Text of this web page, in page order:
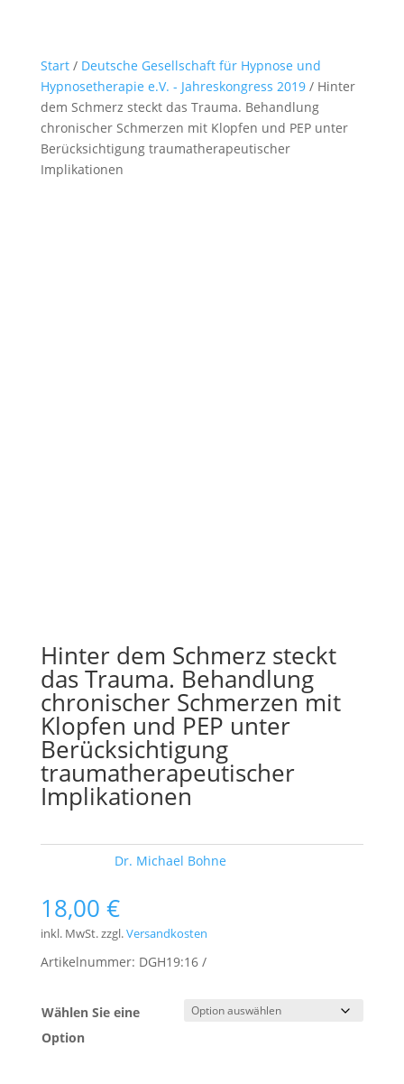
Start/ Deutsche Gesellschaft für Hypnose und
Hypnosetherapie e.V. - Jahreskongress 2019/ Hinter
dem Schmerz steckt das Trauma. Behandlung
chronischer Schmerzen mit Klopfen und PEP unter
Berücksichtigung traumatherapeutischer
Implikationen
Hinter dem Schmerz steckt
das Trauma. Behandlung
chronischer Schmerzen mit
Klopfen und PEP unter
Berücksichtigung
traumatherapeutischer
Implikationen
Dr. Michael Bohne
18,00 €
inkl. MwSt.zzgl.Versandkosten
Artikelnummer: DGH19:16
Wählen Sie eine
Option